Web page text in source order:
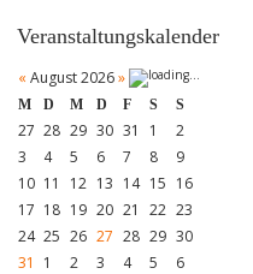
Veranstaltungskalender
« August 2026»
M D M D F S S
27 28 29 30 31 1
2
3
4 5 6 7 8
9
10 11 12 13 14 15 16
17 18 19 20 21 22 23
24 25 26 27 28 29 30
31
1 2 3 4 5 6